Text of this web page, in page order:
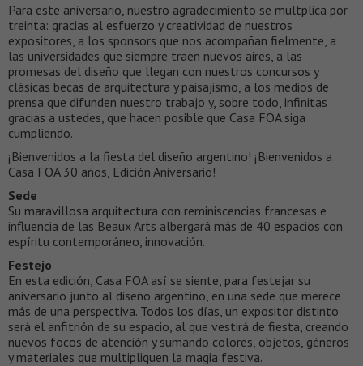
Para este aniversario, nuestro agradecimiento se multplica por
treinta: gracias al esfuerzo y creatividad de nuestros
expositores, a los sponsors que nos acompañan fielmente, a
las universidades que siempre traen nuevos aires, a las
promesas del diseño que llegan con nuestros concursos y
clásicas becas de arquitectura y paisajismo, a los medios de
prensa que difunden nuestro trabajo y, sobre todo, infinitas
gracias a ustedes, que hacen posible que Casa FOA siga
cumpliendo.
¡Bienvenidos a la fiesta del diseño argentino! ¡Bienvenidos a
Casa FOA 30 años, Edición Aniversario!
Sede
Su maravillosa arquitectura con reminiscencias francesas e
influencia de las Beaux Arts albergará más de 40 espacios con
espíritu contemporáneo, innovación.
Festejo
En esta edición, Casa FOA así se siente, para festejar su
aniversario junto al diseño argentino, en una sede que merece
más de una perspectiva. Todos los días, un expositor distinto
será el anfitrión de su espacio, al que vestirá de fiesta, creando
nuevos focos de atención y sumando colores, objetos, géneros
y materiales que multipliquen la magia festiva.